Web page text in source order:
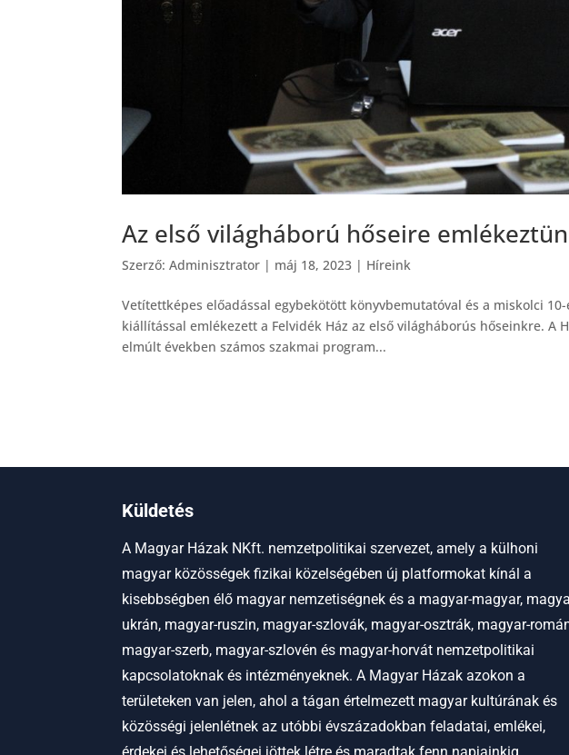
Az első világháború hőseire
Szerző:Adminisztrator | máj 18, 2023 | Híreink
Vetítettképes előadással egybekötött könyvbemutatóval és a miskolci
kiállítással emlékezett a Felvidék Ház az első világháborús hőseinkre. A
elmúlt években számos szakmai program...
Küldetés
A Magyar Házak NKft. nemzetpolitikai szervezet, amely a külhoni
magyar közösségek fizikai közelségében új platformokat kínál a
kisebbségben élő magyar nemzetiségnek és a magyar-magyar,
ukrán, magyar-ruszin, magyar-szlovák, magyar-osztrák, magyar-
magyar-szerb, magyar-szlovén és magyar-horvát nemzetpolitikai
kapcsolatoknak és intézményeknek. A Magyar Házak azokon a
területeken van jelen, ahol a tágan értelmezett magyar kultúrának és
közösségi jelenlétnek az utóbbi évszázadokban feladatai, emlékei,
érdekei és lehetőségei jöttek létre és maradtak fenn napjainkig.